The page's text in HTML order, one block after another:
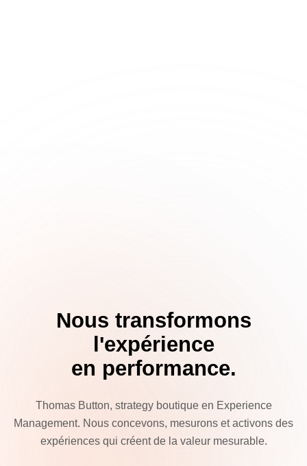
Nous transformons
l'expérience
en performance.
Thomas Button, strategy boutique en Experience
Management. Nous concevons, mesurons et activons des
expériences qui créent de la valeur mesurable.